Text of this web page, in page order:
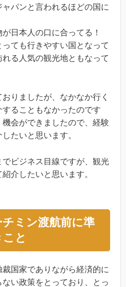
パンと言われるほどの国に
日本人の口に合ってる！
ても行きやすい国となって
る人気の観光地ともなって
りましたが、なかなか行く
ることもなかったのです
会ができましたので、経験
たいと思います。
ビジネス目線ですが、観光
介したいと思います。
ミン渡航前に準
と
国家でありながら経済的に
い政策をとっており、とっ